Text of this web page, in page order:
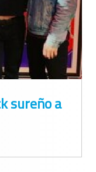
sureño a